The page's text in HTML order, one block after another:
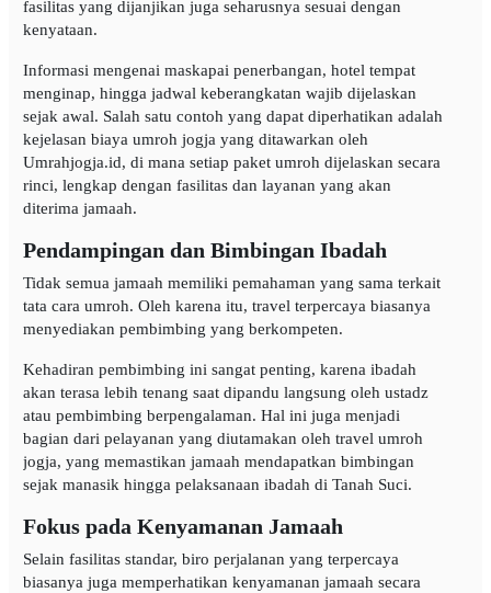
fasilitas yang dijanjikan juga seharusnya sesuai dengan
kenyataan.
Informasi mengenai maskapai penerbangan, hotel tempat
menginap, hingga jadwal keberangkatan wajib dijelaskan
sejak awal. Salah satu contoh yang dapat diperhatikan adalah
kejelasan biaya umroh jogja yang ditawarkan oleh
Umrahjogja.id, di mana setiap paket umroh dijelaskan secara
rinci, lengkap dengan fasilitas dan layanan yang akan
diterima jamaah.
Pendampingan dan Bimbingan Ibadah
Tidak semua jamaah memiliki pemahaman yang sama terkait
tata cara umroh. Oleh karena itu, travel terpercaya biasanya
menyediakan pembimbing yang berkompeten.
Kehadiran pembimbing ini sangat penting, karena ibadah
akan terasa lebih tenang saat dipandu langsung oleh ustadz
atau pembimbing berpengalaman. Hal ini juga menjadi
bagian dari pelayanan yang diutamakan oleh travel umroh
jogja, yang memastikan jamaah mendapatkan bimbingan
sejak manasik hingga pelaksanaan ibadah di Tanah Suci.
Fokus pada Kenyamanan Jamaah
Selain fasilitas standar, biro perjalanan yang terpercaya
biasanya juga memperhatikan kenyamanan jamaah secara